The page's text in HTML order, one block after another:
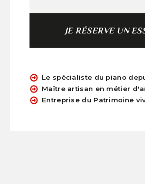
JE RÉSERVE UN
Le spécialiste du piano
Maître artisan en métier
Entreprise du Patrimoine